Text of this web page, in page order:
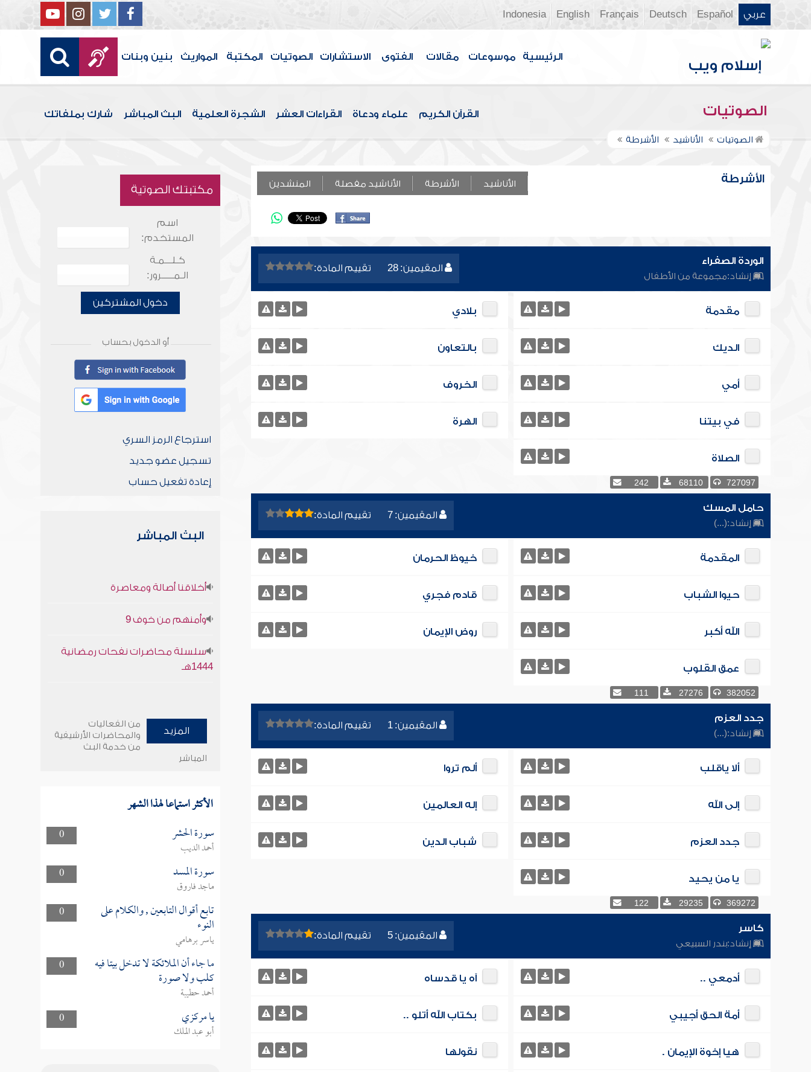
عربي Español
Deutsch
Français
English
Indonesia
الرئيسية موسوعات مقالات الفتوى الاستشارات الصوتيات المكتبة المواريث بنين وبنات
الصوتيات القرآن الكريم علماء ودعاة القراءات العشر الشجرة العلمية البث المباشر شارك بملفاتك
الصوتيات الأناشيد الأشرطة
الأشرطة الأناشيد الأشرطة الأناشيد مفصلة المنشدين
المقيمين: 28 تقييم المادة:
الوردة الصفراء
إنشاد:مجموعة من الأطفال
مقدمة بلادي
الديك بالتعاون
أمي الخروف
في بيتنا الهرة
الصلاة
727097
68110
242
المقيمين: 7 تقييم المادة:
حامل المسك
إنشاد:(...)
المقدمة خيوظ الحرمان
حيوا الشباب قادم فجري
الله أكبر روض الإيمان
عمق القلوب
382052
27276
111
المقيمين: 1 تقييم المادة:
جدد العزم
إنشاد:(...)
ألا ياقلب ألم تروا
إلى الله إله العالمين
جدد العزم شباب الدين
يا من يحيد
369272
29235
122
المقيمين: 5 تقييم المادة:
كاسر
إنشاد:بندر السبيعي
أدمعي .. آه يا قدساه
أمة الحق أجيبي بكتاب الله أتلو ..
هيا إخوة الإيمان . نقولها
مكتبتك الصوتية
اسم
المستخدم:
كـلـــمـة
الـمـــــرور:
دخول المشتركين
أو الدخول بحساب
استرجاع الرمز السري
تسجيل عضو جديد
إعادة تفعيل حساب
البث المباشر
أخلاقنا أصالة ومعاصرة
وأمنهم من خوف 9
سلسلة محاضرات نفحات رمضانية
1444هـ
المزيد
من الفعاليات
والمحاضرات الأرشيفية
من خدمة البث
المباشر
الأكثر استماعا لهذا الشهر
0 سورة الحشر
أحمد الديب
0
سورة المسد
ماجد فاروق
0
تابع أقوال التابعين , والكلام على
النوء
ياسر برهامي
0
ما جاء أن الملائكة لا تدخل بيتا فيه
كلب ولا صورة
أحمد حطيبة
0
يا مركزي
أبو عبد الملك